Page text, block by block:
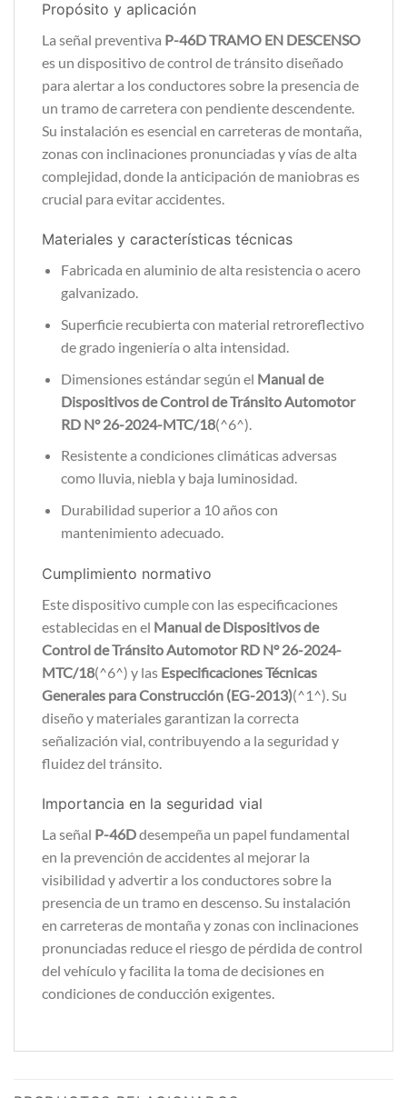
Propósito y aplicación
La señal preventiva P-46D TRAMO EN DESCENSO
es un dispositivo de control de tránsito diseñado
para alertar a los conductores sobre la presencia de
un tramo de carretera con pendiente descendente.
Su instalación es esencial en carreteras de montaña,
zonas con inclinaciones pronunciadas y vías de alta
complejidad, donde la anticipación de maniobras es
crucial para evitar accidentes.
Materiales y características técnicas
Fabricada en aluminio de alta resistencia o acero
galvanizado.
Superficie recubierta con material retroreflectivo
de grado ingeniería o alta intensidad.
Dimensiones estándar según el Manual de
Dispositivos de Control de Tránsito Automotor
RD N° 26-2024-MTC/18(^6^).
Resistente a condiciones climáticas adversas
como lluvia, niebla y baja luminosidad.
Durabilidad superior a 10 años con
mantenimiento adecuado.
Cumplimiento normativo
Este dispositivo cumple con las especificaciones
establecidas en el Manual de Dispositivos de
Control de Tránsito Automotor RD N° 26-2024-
MTC/18(^6^) y las Especificaciones Técnicas
Generales para Construcción (EG-2013)(^1^). Su
diseño y materiales garantizan la correcta
señalización vial, contribuyendo a la seguridad y
fluidez del tránsito.
Importancia en la seguridad vial
La señal P-46Ddesempeña un papel fundamental
en la prevención de accidentes al mejorar la
visibilidad y advertir a los conductores sobre la
presencia de un tramo en descenso. Su instalación
en carreteras de montaña y zonas con inclinaciones
pronunciadas reduce el riesgo de pérdida de control
del vehículo y facilita la toma de decisiones en
condiciones de conducción exigentes.